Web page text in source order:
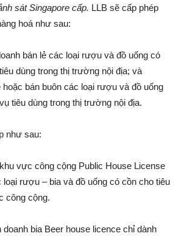
sát Singapore cấp. LLB sẽ cấp phép
hoá như sau:
bán lẻ các loại rượu và đồ uống có
dùng trong thị trường nội địa; và
hoặc bán buôn các loại rượu và đồ uống
tiêu dùng trong thị trường nội địa.
như sau:
vực công cộng Public House License
loại rượu – bia và đồ uống có cồn cho tiêu
công cộng.
doanh bia Beer house licence chỉ dành